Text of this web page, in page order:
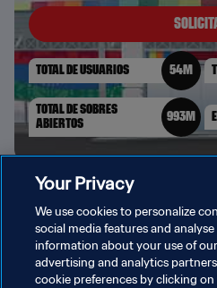
Your Privacy
We use cookies to personalize
social media features and
information about your use of
advertising and analytics
cookie preferences by clicking